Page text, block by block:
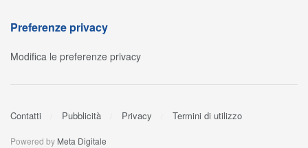
Preferenze privacy
Modifica le preferenze privacy
Contatti Pubblicità Privacy Termini di utilizzo
Powered by Meta Digitale